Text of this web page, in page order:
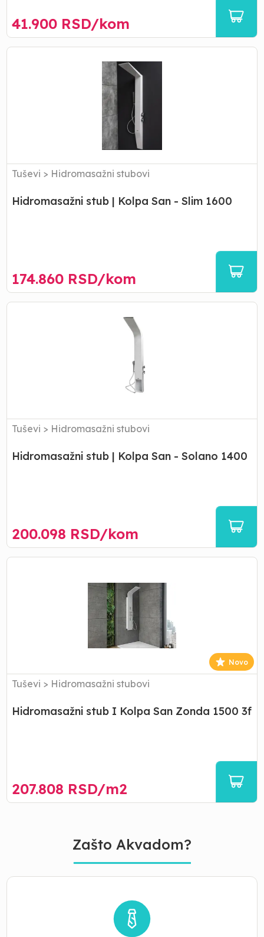
41.900 RSD/kom
Hidromasažni
Tuševi > Hidromasažni stubovi
Hidromasažni stub | Kolpa San - Slim 1600
174.860 RSD/kom
Hidromasažni
Tuševi > Hidromasažni stubovi
Hidromasažni stub | Kolpa San - Solano 1400
200.098 RSD/kom
Hidromasažni
Novo
Tuševi > Hidromasažni stubovi
Hidromasažni stub I Kolpa San Zonda 1500 3f
207.808 RSD/m2
Zašto Akvadom?